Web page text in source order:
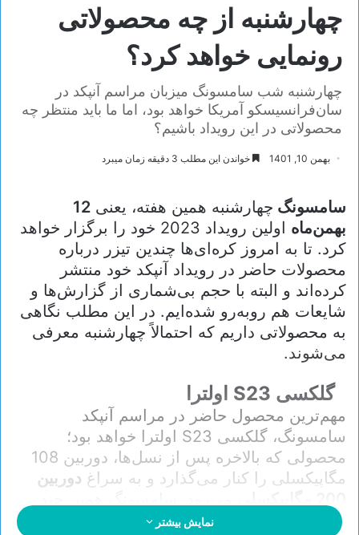
چهارشنبه از چه محصولاتی
رونمایی خواهد کرد؟
چهارشنبه شب سامسونگ میزبان مراسم آنپکد در
سان‌فرانسیسکو آمریکا خواهد بود، اما ما باید منتظر چه
محصولاتی در این رویداد باشیم؟
بهمن 10, 1401 خواندن این مطلب 3 دقیقه زمان میبرد
سامسونگ چهارشنبه همین هفته، یعنی 12
بهمن‌ماه
اولین رویداد 2023 خود را برگزار خواهد
کرد. تا به امروز کره‌ای‌ها چندین تیزر درباره
محصولات حاضر در رویداد آنپکد خود منتشر
کرده‌اند و البته با حجم بی‌شماری از گزارش‌ها و
شایعات هم روبه‌رو شده‌ایم. در این مطلب نگاهی
به محصولاتی داریم که احتمالاً چهارشنبه معرفی
می‌شوند.
گلکسی S23 اولترا
مهم‌ترین محصول حاضر در مراسم آنپکد
سامسونگ، گلکسی S23 اولترا خواهد بود؛
محصولی که بالاخره پس از نسل‌ها، دوربین 108
مگاپیکسلی را کنار می‌گذارد و به سراغ دوربین
وقت پیش از دوربین 200 مگاپیکسلینمایش بیشتر